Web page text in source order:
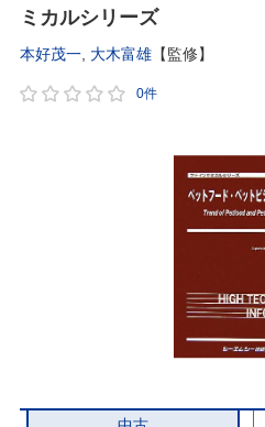
ミカルシリーズ
本好茂一 大木富雄 【監修】
0件